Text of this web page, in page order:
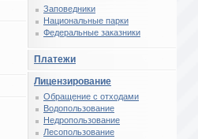
Заповедники
Национальные парки
Федеральные заказники
Платежи
Лицензирование
Обращение с отходами
Водопользование
Недропользование
Лесопользование